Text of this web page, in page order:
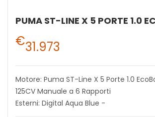
€31.973
Motore: Puma ST-Line X 5 Porte 1.0
125CV Manuale a 6 Rapporti
Esterni: Digital Aqua Blue -